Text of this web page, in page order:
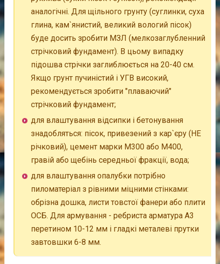
аналогічні. Для щільного грунту (суглинки, суха
глина, кам`янистий, великий вологий пісок)
буде досить зробити МЗЛ (мелкозаглубленний
стрічковий фундамент). В цьому випадку
підошва стрічки заглиблюється на 20-40 см.
Якщо грунт пучиністий і УГВ високий,
рекомендується зробити "плаваючий"
стрічковий фундамент;
для влаштування відсипки і бетонування
знадобляться: пісок, привезений з кар`єру (НЕ
річковий), цемент марки М300 або М400,
гравій або щебінь середньої фракції, вода;
для влаштування опалубки потрібно
пиломатеріал з рівними міцними стінками:
обрізна дошка, листи товстої фанери або плити
ОСБ. Для армування - ребриста арматура А3
перетином 10-12 мм і гладкі металеві прутки
завтовшки 6-8 мм.